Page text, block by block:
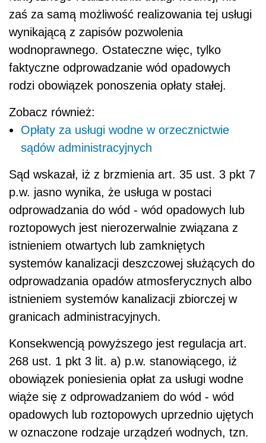
zaś za samą możliwość realizowania tej usługi
wynikającą z zapisów pozwolenia
wodnoprawnego. Ostateczne więc, tylko
faktyczne odprowadzanie wód opadowych
rodzi obowiązek ponoszenia opłaty stałej.
Zobacz również:
Opłaty za usługi wodne w orzecznictwie
sądów administracyjnych
Sąd wskazał, iż z brzmienia art. 35 ust. 3 pkt 7
p.w. jasno wynika, że usługa w postaci
odprowadzania do wód - wód opadowych lub
roztopowych jest nierozerwalnie związana z
istnieniem otwartych lub zamkniętych
systemów kanalizacji deszczowej służących do
odprowadzania opadów atmosferycznych albo
istnieniem systemów kanalizacji zbiorczej w
granicach administracyjnych.
Konsekwencją powyższego jest regulacja art.
268 ust. 1 pkt 3 lit. a) p.w. stanowiącego, iż
obowiązek poniesienia opłat za usługi wodne
wiąże się z odprowadzaniem do wód - wód
opadowych lub roztopowych uprzednio ujętych
w oznaczone rodzaje urządzeń wodnych, tzn.